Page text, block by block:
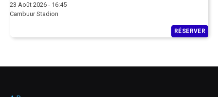
23 Août 2026 - 16:45
Cambuur Stadion
RÉSERVER